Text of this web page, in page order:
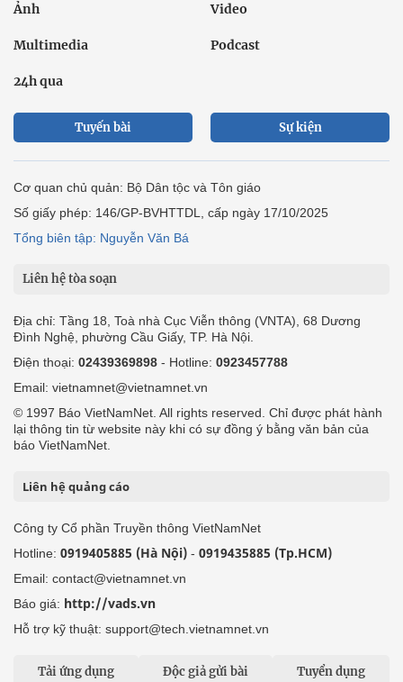
Ảnh Video
Multimedia Podcast
24h qua
Tuyến bài Sự kiện
Cơ quan chủ quản: Bộ Dân tộc và Tôn giáo
Số giấy phép: 146/GP-BVHTTDL, cấp ngày 17/10/2025
Tổng biên tập: Nguyễn Văn Bá
Liên hệ tòa soạn
Địa chỉ: Tầng 18, Toà nhà Cục Viễn thông (VNTA), 68 Dương
Đình Nghệ, phường Cầu Giấy, TP. Hà Nội.
Điện thoại: 02439369898 - Hotline: 0923457788
Email: vietnamnet@vietnamnet.vn
© 1997 Báo VietNamNet. All rights reserved. Chỉ được phát hành
lại thông tin từ website này khi có sự đồng ý bằng văn bản của
báo VietNamNet.
Liên hệ quảng cáo
Công ty Cổ phần Truyền thông VietNamNet
Hotline: 0919405885 (Hà Nội) - 0919435885 (Tp.HCM)
Email: contact@vietnamnet.vn
Báo giá: http://vads.vn
Hỗ trợ kỹ thuật: support@tech.vietnamnet.vn
Tải ứng dụng Độc giả gửi bài Tuyển dụng